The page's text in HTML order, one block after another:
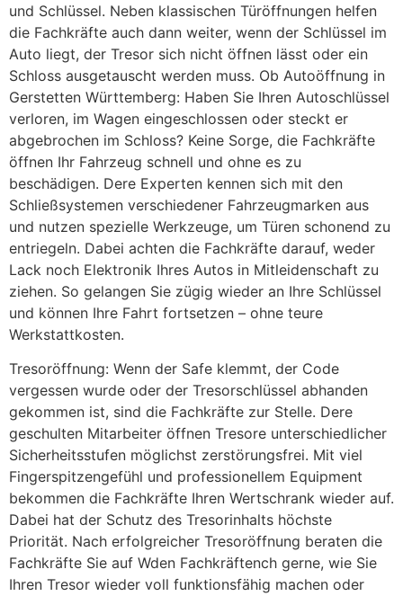
und Schlüssel. Neben klassischen Türöffnungen helfen
die Fachkräfte auch dann weiter, wenn der Schlüssel im
Auto liegt, der Tresor sich nicht öffnen lässt oder ein
Schloss ausgetauscht werden muss. Ob Autoöffnung in
Gerstetten Württemberg: Haben Sie Ihren Autoschlüssel
verloren, im Wagen eingeschlossen oder steckt er
abgebrochen im Schloss? Keine Sorge, die Fachkräfte
öffnen Ihr Fahrzeug schnell und ohne es zu
beschädigen. Dere Experten kennen sich mit den
Schließsystemen verschiedener Fahrzeugmarken aus
und nutzen spezielle Werkzeuge, um Türen schonend zu
entriegeln. Dabei achten die Fachkräfte darauf, weder
Lack noch Elektronik Ihres Autos in Mitleidenschaft zu
ziehen. So gelangen Sie zügig wieder an Ihre Schlüssel
und können Ihre Fahrt fortsetzen – ohne teure
Werkstattkosten.
Tresoröffnung: Wenn der Safe klemmt, der Code
vergessen wurde oder der Tresorschlüssel abhanden
gekommen ist, sind die Fachkräfte zur Stelle. Dere
geschulten Mitarbeiter öffnen Tresore unterschiedlicher
Sicherheitsstufen möglichst zerstörungsfrei. Mit viel
Fingerspitzengefühl und professionellem Equipment
bekommen die Fachkräfte Ihren Wertschrank wieder auf.
Dabei hat der Schutz des Tresorinhalts höchste
Priorität. Nach erfolgreicher Tresoröffnung beraten die
Fachkräfte Sie auf Wden Fachkräftench gerne, wie Sie
Ihren Tresor wieder voll funktionsfähig machen oder